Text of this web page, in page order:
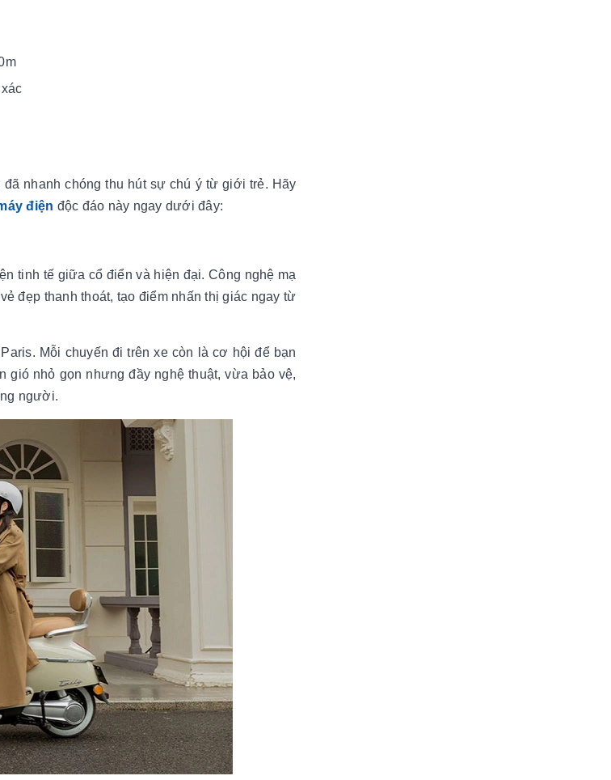
nhanh chóng thu hút sự chú ý từ giới trẻ. Hãy
điện độc đáo này ngay dưới đây:
tinh tế giữa cổ điển và hiện đại. Công nghệ mạ
đẹp thanh thoát, tạo điểm nhấn thị giác ngay từ
Mỗi chuyến đi trên xe còn là cơ hội để bạn
gió nhỏ gọn nhưng đầy nghệ thuật, vừa bảo vệ,
người.